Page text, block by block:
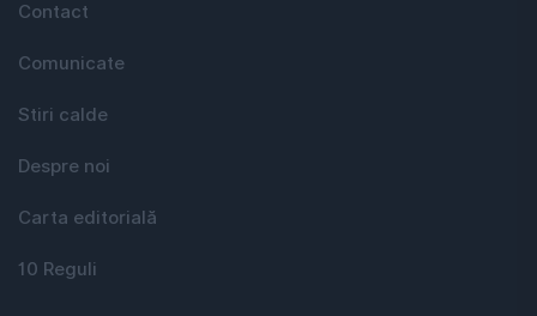
Contact
Comunicate
Stiri calde
Despre noi
Carta editorială
10 Reguli